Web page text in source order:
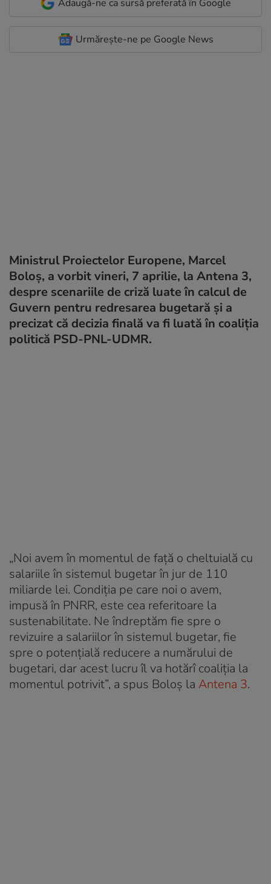
Adaugă-ne ca sursă preferată în Google
Urmărește-ne pe Google News
Ministrul Proiectelor Europene, Marcel
Boloș, a vorbit vineri, 7 aprilie, la Antena 3,
despre scenariile de criză luate în calcul de
Guvern pentru redresarea bugetară şi a
precizat că decizia finală va fi luată în coaliția
politică PSD-PNL-UDMR.
„Noi avem în momentul de față o cheltuială cu
salariile în sistemul bugetar în jur de 110
miliarde lei. Condiția pe care noi o avem,
impusă în PNRR, este cea referitoare la
sustenabilitate. Ne îndreptăm fie spre o
revizuire a salariilor în sistemul bugetar, fie
spre o potențială reducere a numărului de
bugetari, dar acest lucru îl va hotărî coaliția la
momentul potrivit”, a spus Boloș la Antena 3.